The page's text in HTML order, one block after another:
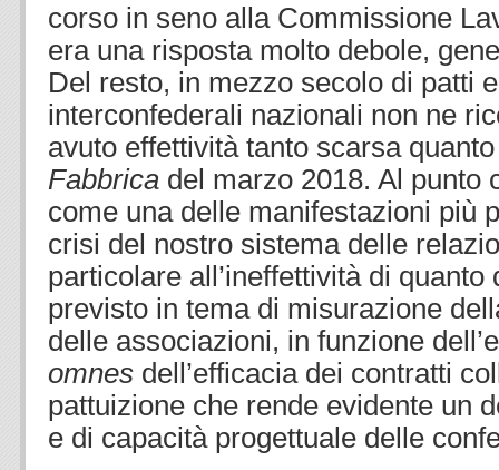
corso in seno alla Commissione
era una risposta molto debole,
Del resto, in mezzo secolo di patti
interconfederali nazionali non ne
avuto effettività tanto scarsa
Fabbrica del marzo 2018. Al punto
come una delle manifestazioni più
crisi del nostro sistema delle
particolare all’ineffettività di quanto
previsto in tema di misurazione
delle associazioni, in funzione
omnes dell’efficacia dei contratti
pattuizione che rende evidente un
e di capacità progettuale delle